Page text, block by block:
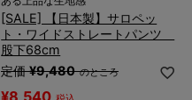
[SALE] 【日本製】サロペッ
ト・ワイドストレートパンツ
股下68cm
定価 ¥9,480 のところ